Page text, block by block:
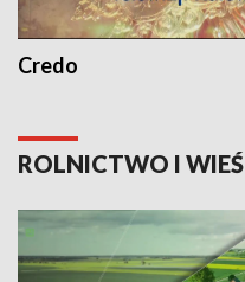
Credo
ROLNICTWO I WIEŚ